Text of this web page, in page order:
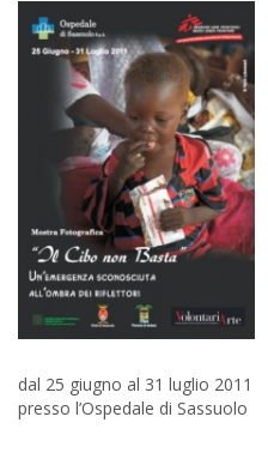
dal 25 giugno al 31 luglio 2011
presso l’Ospedale di Sassuolo